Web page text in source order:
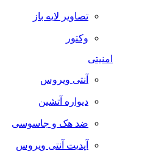
تصاویر لایه باز
وکتور
امنیتی
آنتی ویروس
دیواره آتشین
ضد هک و جاسوسی
آپدیت آنتی ویروس